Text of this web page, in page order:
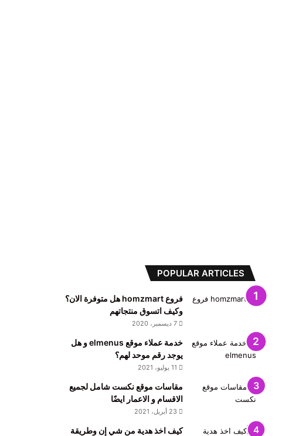
POPULAR ARTICLES
فروع homzmart هل متوفرة الان؟
وكيف اتسوق منتجاتهم
7 ديسمبر، 2020
خدمة عملاء موقع elmenus و هل
يوجد رقم موحد لهم؟
11 يوليو، 2021
مقاسات موقع نكست شامل لجميع
الاقسام و الاعمار ايضًا
23 أبريل، 2021
كيف اخذ هدية من شي إن وطريقة